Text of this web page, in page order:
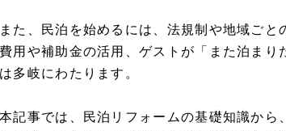
また、民泊を始めるには、法規制や地域ご
費用や補助金の活用、ゲストが「また泊ま
は多岐にわたります。
本記事では、民泊リフォームの基礎知識か